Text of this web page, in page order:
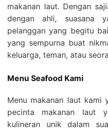
makanan laut. Dengan
dengan ahli, suasana
pelanggan yang begitu
yang sempurna buat
keluarga, teman, atau
Menu Seafood Kami
Menu makanan laut kami
pecinta makanan laut
kulineran unik dalam